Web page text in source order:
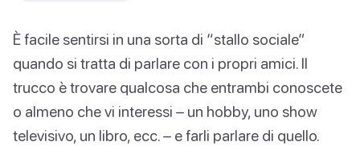
È facile sentirsi in una sorta di “stallo sociale”
quando si tratta di parlare con i propri amici. Il
trucco è trovare qualcosa che entrambi conoscete
o almeno che vi interessi – un hobby, uno show
televisivo, un libro, ecc. – e farli parlare di quello.